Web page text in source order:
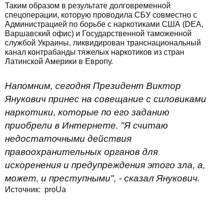
Таким образом в результате долговременной
спецоперации, которую проводила СБУ совместно с
Администрацией по борьбе с наркотиками США (DЕА,
Варшавский офис) и Государственной таможенной
службой Украины, ликвидирован транснациональный
канал контрабанды тяжелых наркотиков из стран
Латинской Америки в Европу.
Напомним, сегодня Президент Виктор
Янукович принес на совещание с силовиками
наркотики, которые по его заданию
приобрели в Интернете. "Я считаю
недостаточными действия
правоохранительных органов для
искоренения и предупреждения этого зла, а,
может, и преступными", - сказал Янукович.
Источник: proUa